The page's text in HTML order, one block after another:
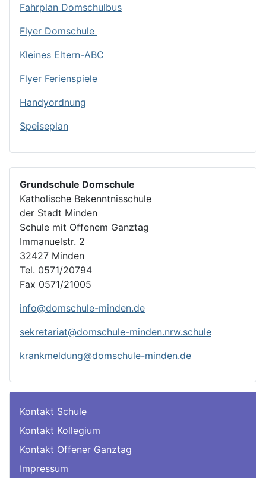
Fahrplan Domschulbus
Flyer Domschule
Kleines Eltern-ABC
Flyer Ferienspiele
Handyordnung
Speiseplan
Grundschule Domschule
Katholische Bekenntnisschule
der Stadt Minden
Schule mit Offenem Ganztag
Immanuelstr. 2
32427 Minden
Tel. 0571/20794
Fax 0571/21005
info@domschule-minden.de
sekretariat@domschule-minden.nrw.schule
krankmeldung@domschule-minden.de
Kontakt Schule
Kontakt Kollegium
Kontakt Offener Ganztag
Impressum